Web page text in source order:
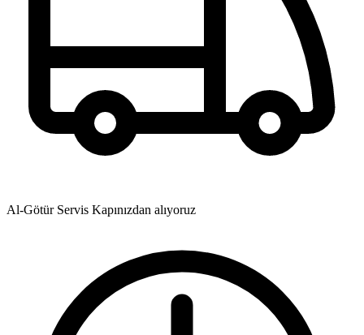
Al-Götür Servis Kapınızdan alıyoruz